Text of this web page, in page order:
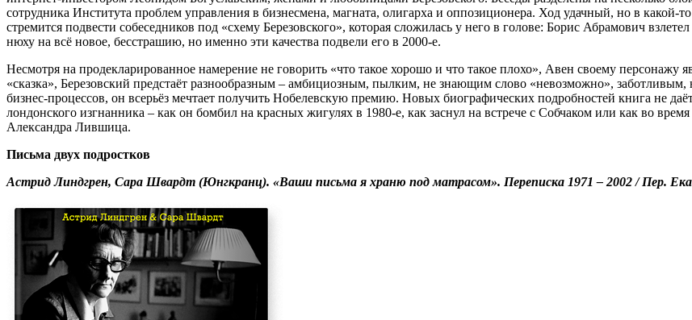
сотрудника Института проблем управления в бизнесмена, магната, олигарха и оппозиционера. Ход удачный, но в какой-
стремится подвести собеседников под «схему Березовского», которая сложилась у него в голове: Борис Абрамович
нюху на всё новое, бесстрашию, но именно эти качества подвели его в 2000-е.
Несмотря на продекларированное намерение не говорить «что такое хорошо и что такое плохо», Авен своему персонажу
«сказка», Березовский предстаёт разнообразным – амбициозным, пылким, не знающим слово «невозможно»,
бизнес-процессов, он всерьёз мечтает получить Нобелевскую премию. Новых биографических подробностей книга не
лондонского изгнанника – как он бомбил на красных жигулях в 1980-е, как заснул на встрече с Собчаком или как во
Александра Лившица.
Письма двух подростков
Астрид Линдгрен, Сара Швардт (Юнгкранц). «Ваши письма я храню под матрасом». Переписка 1971 – 2002 / Пер.